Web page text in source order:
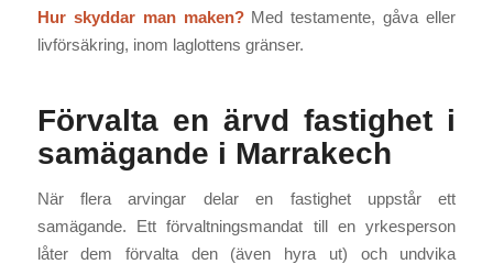
Hur skyddar man maken?Med testamente, gåva eller
livförsäkring, inom laglottens gränser.
Förvalta en ärvd fastighet i
samägande i Marrakech
När flera arvingar delar en fastighet uppstår ett
samägande. Ett förvaltningsmandat till en yrkesperson
låter dem förvalta den (även hyra ut) och undvika